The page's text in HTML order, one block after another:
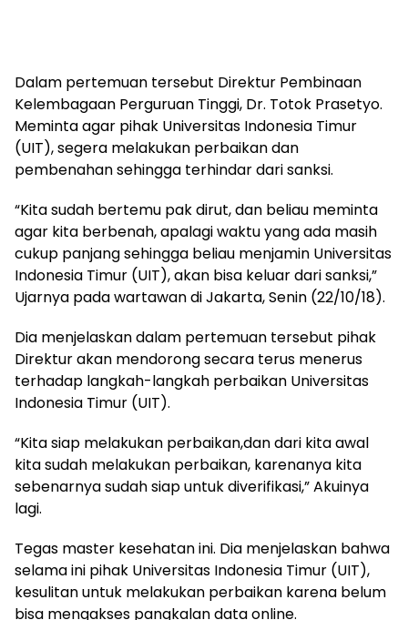
Dalam pertemuan tersebut Direktur Pembinaan
Kelembagaan Perguruan Tinggi, Dr. Totok Prasetyo.
Meminta agar pihak Universitas Indonesia Timur
(UIT), segera melakukan perbaikan dan
pembenahan sehingga terhindar dari sanksi.
“Kita sudah bertemu pak dirut, dan beliau meminta
agar kita berbenah, apalagi waktu yang ada masih
cukup panjang sehingga beliau menjamin Universitas
Indonesia Timur (UIT), akan bisa keluar dari sanksi,”
Ujarnya pada wartawan di Jakarta, Senin (22/10/18).
Dia menjelaskan dalam pertemuan tersebut pihak
Direktur akan mendorong secara terus menerus
terhadap langkah-langkah perbaikan Universitas
Indonesia Timur (UIT).
“Kita siap melakukan perbaikan,dan dari kita awal
kita sudah melakukan perbaikan, karenanya kita
sebenarnya sudah siap untuk diverifikasi,” Akuinya
lagi.
Tegas master kesehatan ini. Dia menjelaskan bahwa
selama ini pihak Universitas Indonesia Timur (UIT),
kesulitan untuk melakukan perbaikan karena belum
bisa mengakses pangkalan data online.